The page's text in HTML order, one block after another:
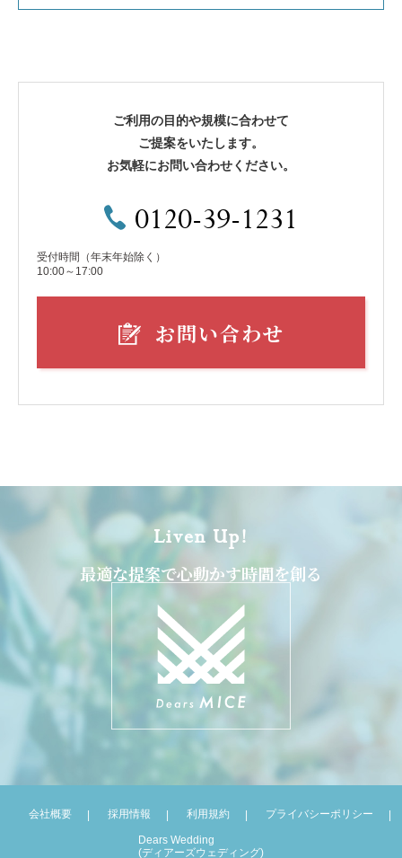
ご利用の目的や規模に合わせて
ご提案をいたします。
お気軽にお問い合わせください。
0120-39-1231
受付時間（年末年始除く）
10:00～17:00
お問い合わせ
Liven Up!
最適な提案で心動かす時間を創る
会社概要 採用情報 利用規約 プライバシーポリシー
Dears Wedding
(ディアーズウェディング)